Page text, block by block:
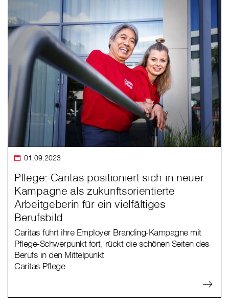
01.09.2023
Pflege: Caritas positioniert sich in neuer
Kampagne als zukunftsorientierte
Arbeitgeberin für ein vielfältiges
Berufsbild
Caritas führt ihre Employer Branding-Kampagne mit
Pflege-Schwerpunkt fort, rückt die schönen Seiten des
Berufs in den Mittelpunkt
Caritas Pflege